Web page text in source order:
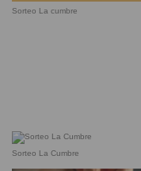
Sorteo La cumbre
Sorteo La Cumbre